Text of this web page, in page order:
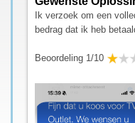
Ik verzoek om een
bedrag dat ik heb
Beoordeling 1/10